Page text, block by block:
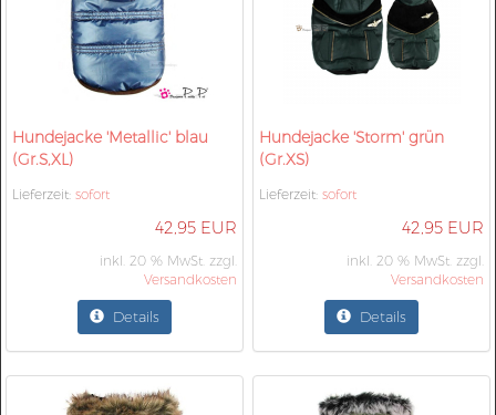
Hundejacke 'Metallic' blau
(Gr.S,XL)
Lieferzeit: sofort
42,95 EUR
inkl. 20 % MwSt. zzgl.
Versandkosten
Details
Hundejacke 'Storm' grün
(Gr.XS)
Lieferzeit: sofort
42,95 EUR
inkl. 20 % MwSt. zzgl.
Versandkosten
Details